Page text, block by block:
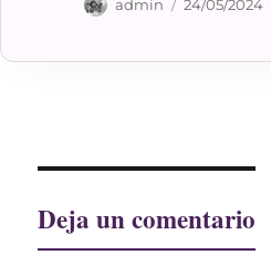
admin 24/05/2024
Deja un comentario